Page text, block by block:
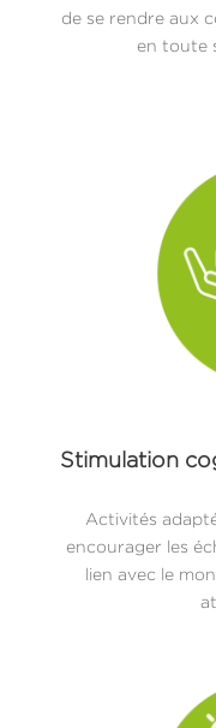
de se rendre aux
en toute
Stimulation
Activités
encourager les
lien avec le